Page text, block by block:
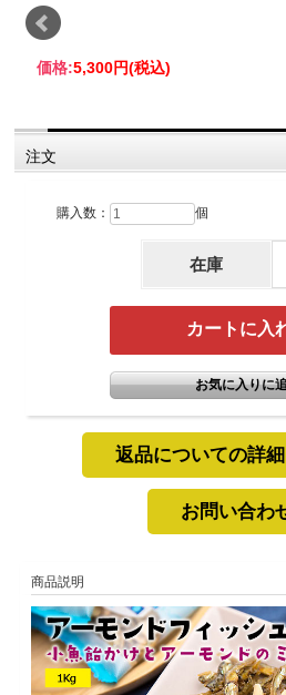
価格:5,300円(税込)
注文
購入数： 個
在庫
返品についての詳
お問い合わ
商品説明